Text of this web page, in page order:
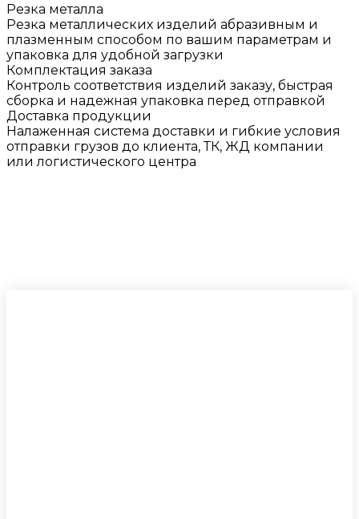
Резка металла
Резка металлических изделий абразивным и
плазменным способом по вашим параметрам и
упаковка для удобной загрузки
Комплектация заказа
Контроль соответствия изделий заказу, быстрая
сборка и надежная упаковка перед отправкой
Доставка продукции
Налаженная система доставки и гибкие условия
отправки грузов до клиента, ТК, ЖД компании
или логистического центра